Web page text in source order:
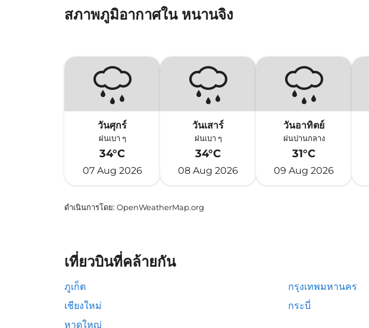
สภาพภูมิอากาศใน หนานจิง
วันศุกร์
ฝนเบา ๆ
34°C
07 Aug 2026
วันเสาร์
ฝนเบา ๆ
34°C
08 Aug 2026
วันอาทิตย์
ฝนปานกลาง
31°C
09 Aug 2026
ดำเนินการโดย: OpenWeatherMap.org
เที่ยวบินที่คล้ายกัน
ภูเก็ต กรุงเทพมหานคร
เชียงใหม่
กระบี่
หาดใหญ่